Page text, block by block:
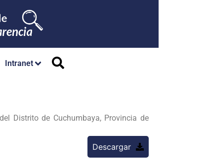
Intranet
Distrito de Cuchumbaya, Provincia de
Descargar